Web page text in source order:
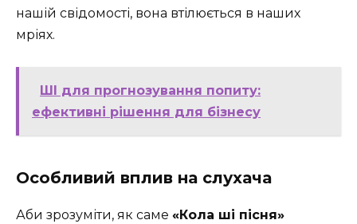
нашій свідомості, вона втілюється в наших
мріях.
ШІ для прогнозування попиту:
ефективні рішення для бізнесу
Особливий вплив на слухача
Аби зрозуміти, як саме «Кола ші пісня»